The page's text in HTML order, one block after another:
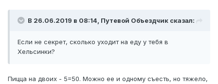
В 26.06.2019 в 08:14, Путевой Объездчик сказал:
Если не секрет, сколько уходит на еду у тебя в
Хельсинки?
Пицца на двоих - 5=50. Можно ее и одному съесть, но тяжело,